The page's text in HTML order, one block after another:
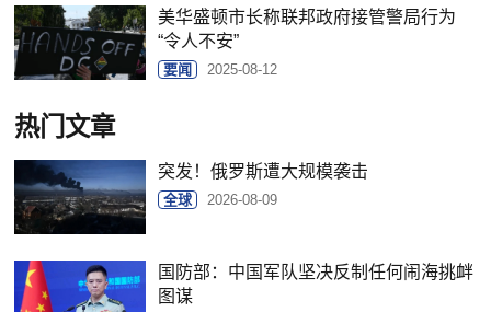
美华盛顿市长称联邦政府接管警局行为
“令人不安”
要闻 2025-08-12
热门文章
突发！俄罗斯遭大规模袭击
全球 2026-08-09
国防部：中国军队坚决反制任何闹海挑衅
图谋